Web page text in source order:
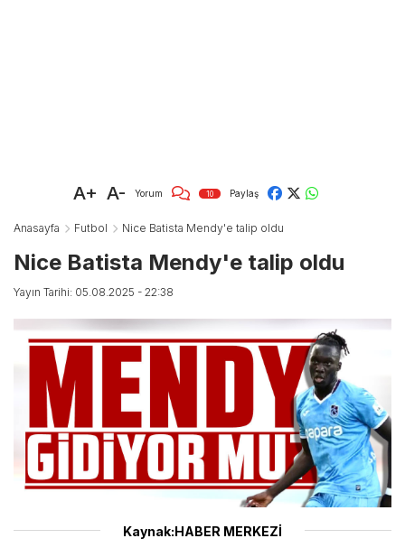
A+ A- Yorum 10 Paylaş
Anasayfa Futbol Nice Batista Mendy'e talip oldu
Nice Batista Mendy'e talip oldu
Yayın Tarihi: 05.08.2025 - 22:38
Kaynak:HABER MERKEZİ